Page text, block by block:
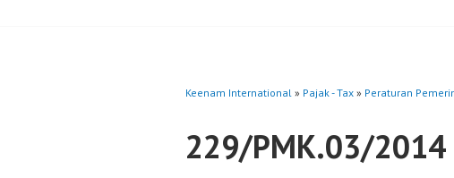
Keenam International » Pajak - Tax » Peraturan
229/PMK.03/2014